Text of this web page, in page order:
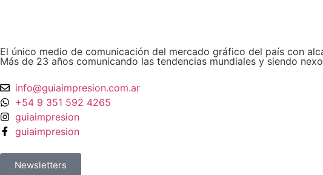
El único medio de comunicación del mercado gráfico del país con
Más de 23 años comunicando las tendencias mundiales y siendo
info@guiaimpresion.com.ar
+54 9 351 592 4265
guiaimpresion
guiaimpresion
Newsletters